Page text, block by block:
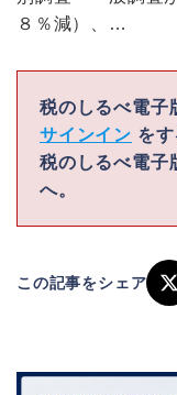
８％減）、…
税のしるべ電子
サインイン を
税のしるべ電子
へ。
この記事をシェア